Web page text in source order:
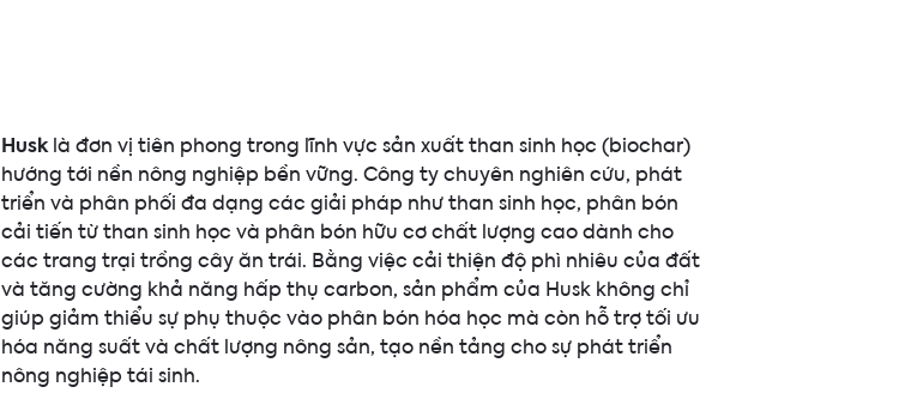
Husklà đơn vị tiên phong trong lĩnh vực sản xuất than sinh học (biochar)
hướng tới nền nông nghiệp bền vững. Công ty chuyên nghiên cứu, phát
triển và phân phối đa dạng các giải pháp như than sinh học, phân bón
cải tiến từ than sinh học và phân bón hữu cơ chất lượng cao dành cho
các trang trại trồng cây ăn trái. Bằng việc cải thiện độ phì nhiêu của đất
và tăng cường khả năng hấp thụ carbon, sản phẩm của Husk không chỉ
giúp giảm thiểu sự phụ thuộc vào phân bón hóa học mà còn hỗ trợ tối ưu
hóa năng suất và chất lượng nông sản, tạo nền tảng cho sự phát triển
nông nghiệp tái sinh.